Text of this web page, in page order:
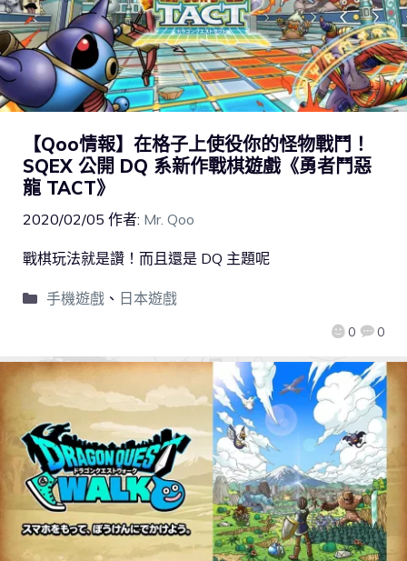
【Qoo情報】在格子上使役你的怪物戰鬥！
SQEX 公開 DQ 系新作戰棋遊戲《勇者鬥惡
龍 TACT》
2020/02/05 作者: Mr. Qoo
0 0
戰棋玩法就是讚！而且還是 DQ 主題呢
手機遊戲、 日本遊戲